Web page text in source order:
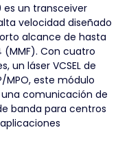
es un transceiver
velocidad diseñado
alcance de hasta
Con cuatro
un láser VCSEL de
este módulo
comunicación de
banda para centros